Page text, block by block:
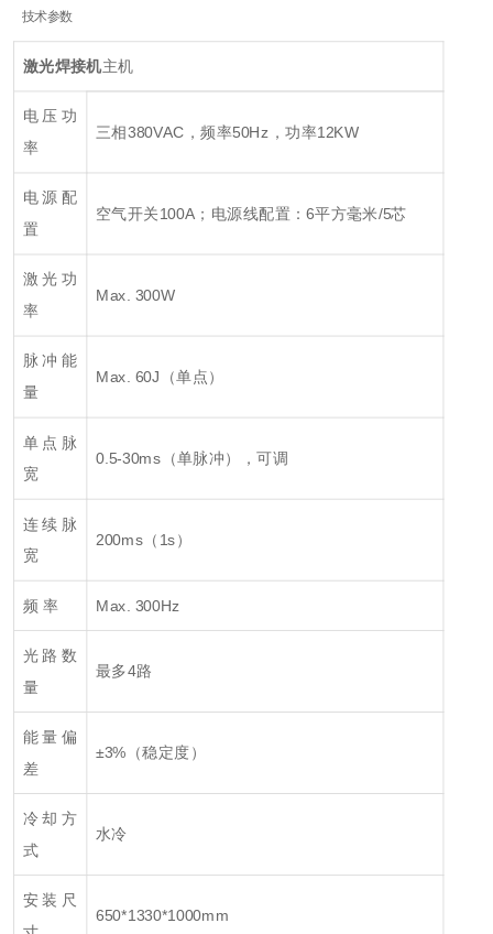
技术参数
激光焊接机主机
电压功
率
三相380VAC，频率50Hz，功率12KW
电源配
置
空气开关100A；电源线配置：6平方毫米/5芯
激光功
率
Max. 300W
脉冲能
量
Max. 60J（单点）
单点脉
宽
0.5-30ms（单脉冲），可调
连续脉
宽
200ms（1s）
频 率 Max. 300Hz
光路数
量
最多4路
能量偏
差
±3%（稳定度）
冷却方
式
水冷
安装尺
650*1330*1000mm